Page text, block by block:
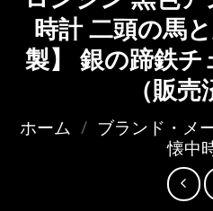
時計 二頭の馬
製】 銀の蹄鉄チ
（販売
ホーム / ブランド・メ
懐中